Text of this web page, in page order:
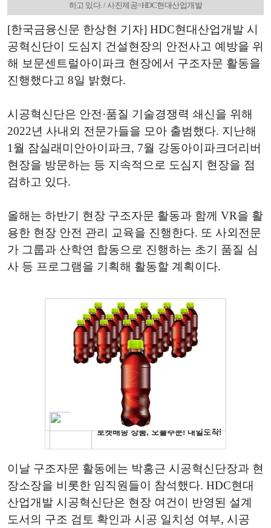
하고 있다. / 사진제공=HDC현대산업개발
[한국금융신문 한상현 기자] HDC현대산업개발 시
공혁신단이 도심지 건설현장의 안전사고 예방을 위
해 보문센트럴아이파크 현장에서 구조자문 활동을
진행했다고 8일 밝혔다.
시공혁신단은 안전·품질 기술경쟁력 쇄신을 위해
2022년 사내외 전문가들을 모아 출범했다. 지난해
1월 잠실래미안아이파크, 7월 강동아이파크더리버
현장을 방문하는 등 지속적으로 도심지 현장을 점
검하고 있다.
올해는 하반기 현장 구조자문 활동과 함께 VR을 활
용한 현장 안전 관리 교육을 진행한다. 또 사외전문
가 그룹과 산학연 합동으로 진행하는 초기 품질 심
사 등 프로그램을 기획해 활동할 계획이다.
이날 구조자문 활동에는 박홍근 시공혁신단장과 현
장소장을 비롯한 임직원들이 참석했다. HDC현대
산업개발 시공혁신단은 현장 여건이 반영된 설계
도서의 구조 검토 확인과 시공 일치성 여부, 시공